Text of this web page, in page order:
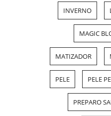
INVERNO
MAGIC
MATIZADOR
PELE PELE
PREPARO